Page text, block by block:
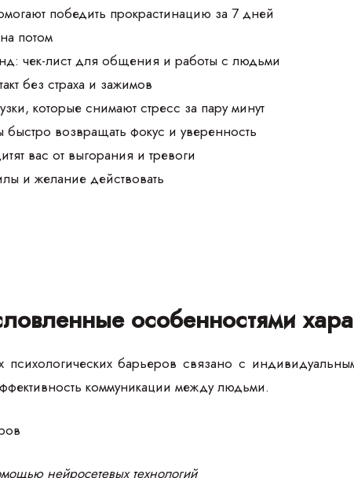
победить прокрастинацию за 7 дней
потом
чек-лист для общения и работы с людьми
без страха и зажимов
которые снимают стресс за пару минут
возвращать фокус и уверенность
вас от выгорания и тревоги
и желание действовать
особенностями
психологических барьеров связано с
коммуникации между людьми.
нейросетевых технологий